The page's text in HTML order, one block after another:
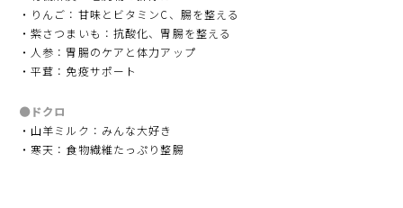
・りんご：甘味とビタミンC、腸を整える
・紫さつまいも：抗酸化、胃腸を整える
・人参：胃腸のケアと体力アップ
・平茸：免疫サポート
●ドクロ
・山羊ミルク：みんな大好き
・寒天：食物繊維たっぷり整腸